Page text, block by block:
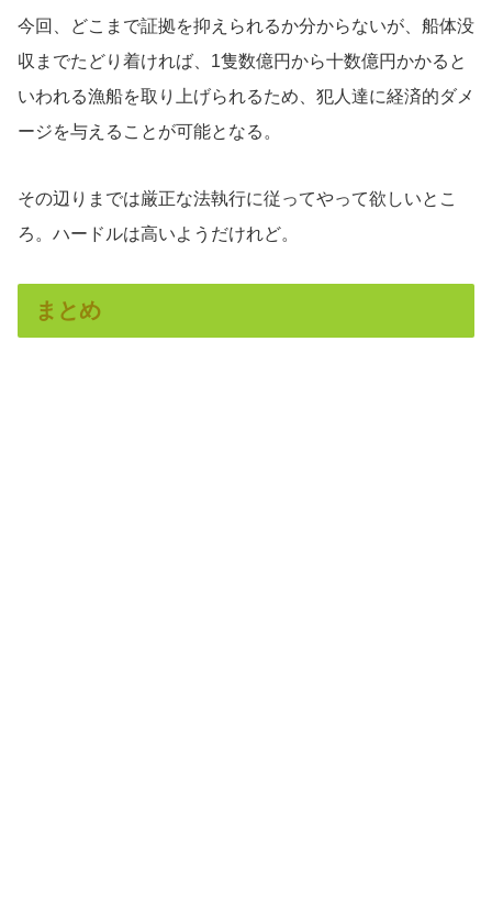
今回、どこまで証拠を抑えられるか分からないが、船体没
収までたどり着ければ、1隻数億円から十数億円かかると
いわれる漁船を取り上げられるため、犯人達に経済的ダメ
ージを与えることが可能となる。
その辺りまでは厳正な法執行に従ってやって欲しいとこ
ろ。ハードルは高いようだけれど。
まとめ